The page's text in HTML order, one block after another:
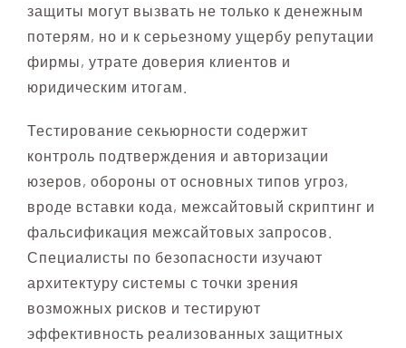
защиты могут вызвать не только к денежным
потерям, но и к серьезному ущербу репутации
фирмы, утрате доверия клиентов и
юридическим итогам.
Тестирование секьюрности содержит
контроль подтверждения и авторизации
юзеров, обороны от основных типов угроз,
вроде вставки кода, межсайтовый скриптинг и
фальсификация межсайтовых запросов.
Специалисты по безопасности изучают
архитектуру системы с точки зрения
возможных рисков и тестируют
эффективность реализованных защитных